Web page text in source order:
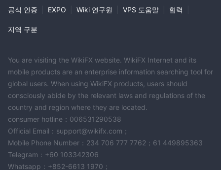
공식 인증 EXPO Wiki 연구원 VPS 도움말 협력
지역 구분
You are visiting the WikiFX website. WikiFX Internet and its
mobile products are an enterprise information searching tool for
global users. When using WikiFX products, users should
consciously abide by the relevant laws and regulations of the
country and region where they are located.
consumer hotline：006531290538
Official Email：support@wikifx.com；
Mobile Phone Number：234 706 777 7762；61 449895363
Telegram：+60 103342306
Whatsapp：+852-6613 1970；